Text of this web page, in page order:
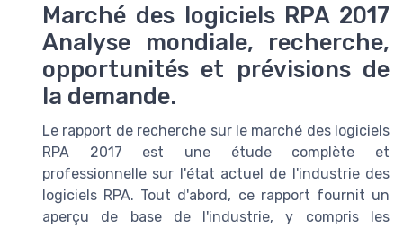
Marché des logiciels RPA 2017
Analyse mondiale, recherche,
opportunités et prévisions de
la demande.
Le rapport de recherche sur le marché des logiciels
RPA 2017 est une étude complète et
professionnelle sur l'état actuel de l'industrie des
logiciels RPA. Tout d'abord, ce rapport fournit un
aperçu de base de l'industrie, y compris les